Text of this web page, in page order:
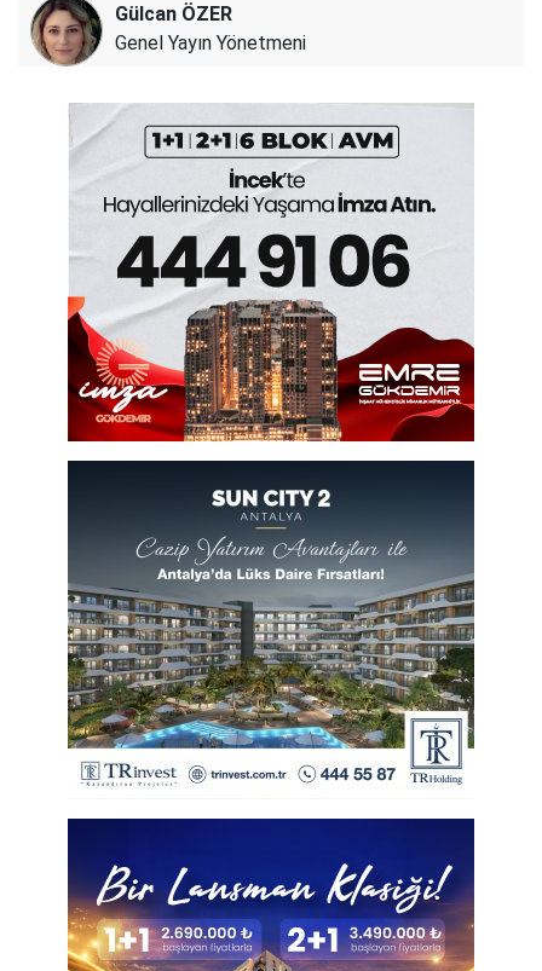
Gülcan ÖZER
Genel Yayın Yönetmeni